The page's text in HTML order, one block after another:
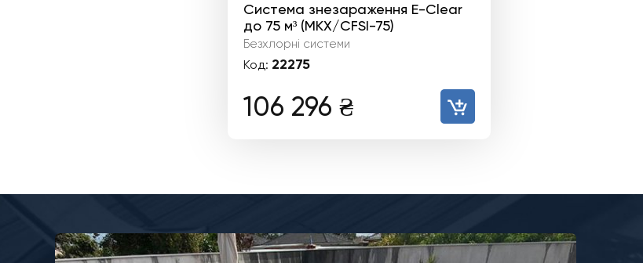
Система знезараження E-Clear
до 75 м³ (MKX/CFSI-75)
Безхлорні системи
Код: 22275
106 296 ₴